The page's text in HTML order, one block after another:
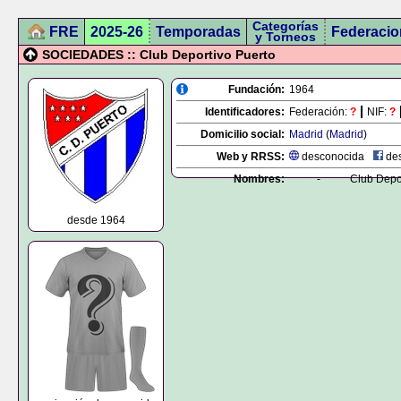
FRE 2025-26 Temporadas Categorías
y Torneos
SOCIEDADES :: Club Deportivo Puerto
desde 1964
Fundación: 1964
Identificadores: Federación: ? NIF: ?
Domicilio social: Madrid (Madrid)
Web y RRSS:
desconocida
Nombres:
- Club